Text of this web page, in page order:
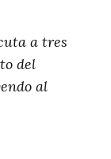
a tres
del
al